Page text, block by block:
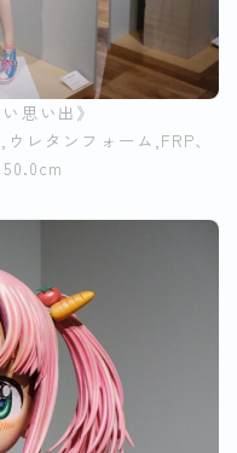
思い出》
レタンフォーム,FRP、